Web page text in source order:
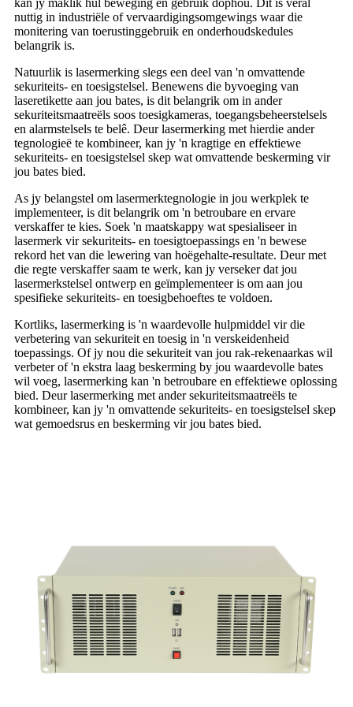
kan jy maklik hul beweging en gebruik dophou. Dit is veral
nuttig in industriële of vervaardigingsomgewings waar die
monitering van toerustinggebruik en onderhoudskedules
belangrik is.
Natuurlik is lasermerking slegs een deel van 'n omvattende
sekuriteits- en toesigstelsel. Benewens die byvoeging van
laseretikette aan jou bates, is dit belangrik om in ander
sekuriteitsmaatreëls soos toesigkameras, toegangsbeheerstelsels
en alarmstelsels te belê. Deur lasermerking met hierdie ander
tegnologieë te kombineer, kan jy 'n kragtige en effektiewe
sekuriteits- en toesigstelsel skep wat omvattende beskerming vir
jou bates bied.
As jy belangstel om lasermerktegnologie in jou werkplek te
implementeer, is dit belangrik om 'n betroubare en ervare
verskaffer te kies. Soek 'n maatskappy wat spesialiseer in
lasermerk vir sekuriteits- en toesigtoepassings en 'n bewese
rekord het van die lewering van hoëgehalte-resultate. Deur met
die regte verskaffer saam te werk, kan jy verseker dat jou
lasermerkstelsel ontwerp en geïmplementeer is om aan jou
spesifieke sekuriteits- en toesigbehoeftes te voldoen.
Kortliks, lasermerking is 'n waardevolle hulpmiddel vir die
verbetering van sekuriteit en toesig in 'n verskeidenheid
toepassings. Of jy nou die sekuriteit van jou rak-rekenaarkas wil
verbeter of 'n ekstra laag beskerming by jou waardevolle bates
wil voeg, lasermerking kan 'n betroubare en effektiewe oplossing
bied. Deur lasermerking met ander sekuriteitsmaatreëls te
kombineer, kan jy 'n omvattende sekuriteits- en toesigstelsel skep
wat gemoedsrus en beskerming vir jou bates bied.